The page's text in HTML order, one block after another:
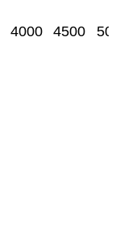
4000 4500